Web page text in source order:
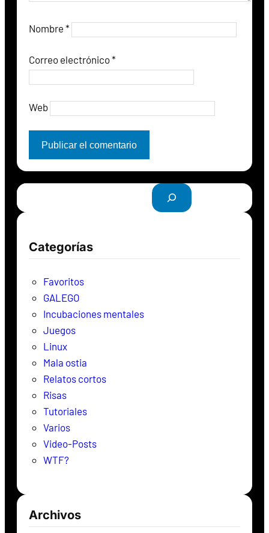
Nombre *
Correo electrónico*
Web
B
u
s
Categorías
Favoritos
GALEGO
Incubaciones mentales
Juegos
Linux
Mala ostia
Relatos cortos
Risas
Tutoriales
Varios
Video-Posts
WTF?
Archivos